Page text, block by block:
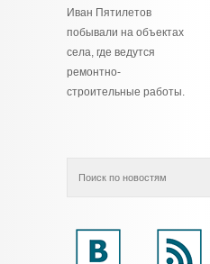
Иван Пятилетов
побывали на объектах
села, где ведутся
ремонтно-
строительные работы.